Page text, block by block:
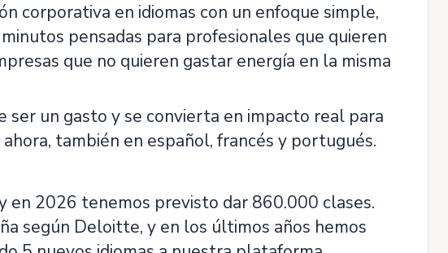
corporativa en idiomas con un enfoque simple,
pensadas para profesionales que quieren
que no quieren gastar energía en la misma
ser un gasto y se convierta en impacto real para
también en español, francés y portugués.
en 2026 tenemos previsto dar 860.000 clases.
según Deloitte, y en los últimos años hemos